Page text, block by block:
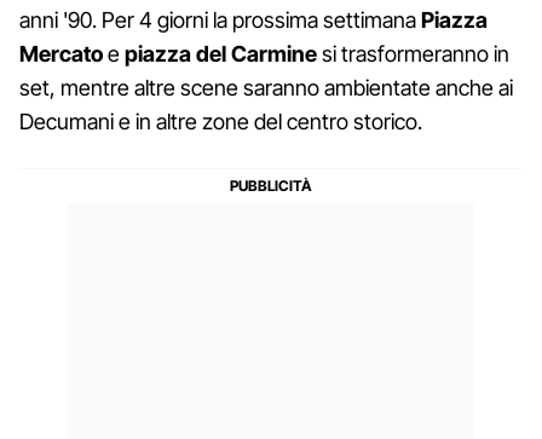
anni '90. Per 4 giorni la prossima settimanaPiazza
Mercatoepiazza del Carminesi trasformeranno in
set, mentre altre scene saranno ambientate anche ai
Decumani e in altre zone del centro storico.